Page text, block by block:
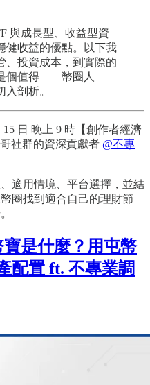
與成長型、收益型資
健收益的優點。以下我
、投資成本，到實際的
是個值得——幣圈人——
剖析。
日 晚上 9 時【創作者經濟
社群的資深貢獻者 @不專
適用情境、平台選擇，並結
圈找到適合自己的理財節
是什麼？用屯幣
配置 ft. 不專業調